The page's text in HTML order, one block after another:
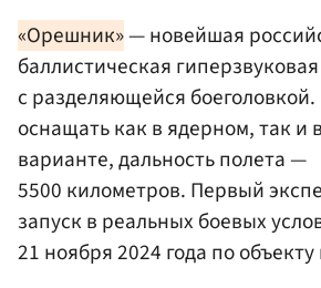
«Орешник»— новейшая
баллистическая
с разделяющейся
оснащать как в ядерном, так и
варианте, дальность полета —
5500 километров. Первый
запуск в реальных боевых
21 ноября 2024 года по